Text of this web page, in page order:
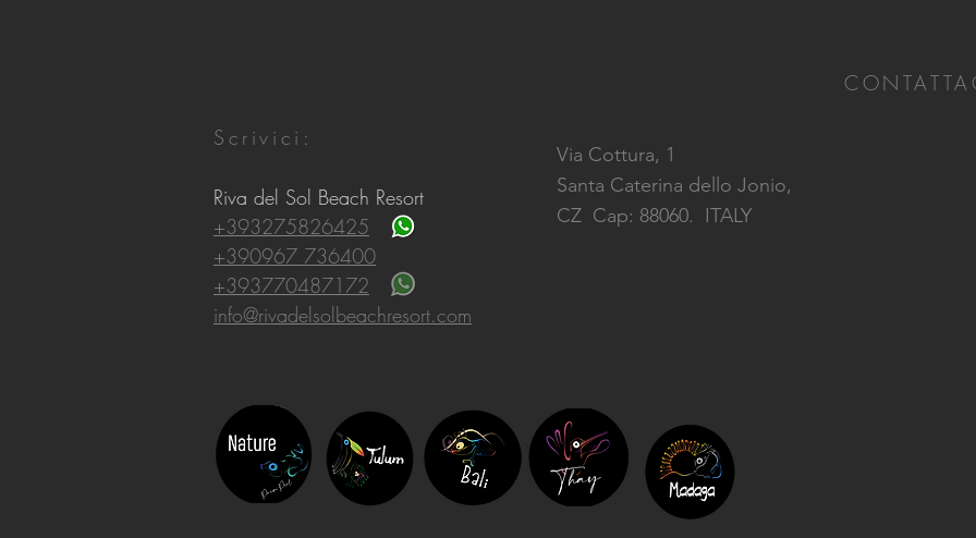
Scrivici:
Riva del Sol Beach Resort
+393275826425
+390967 736400
+393770487172
info@rivadelsolbeachresort.com
Via Cottura, 1
Santa Caterina dello Jonio,
CZ Cap: 88060. ITALY